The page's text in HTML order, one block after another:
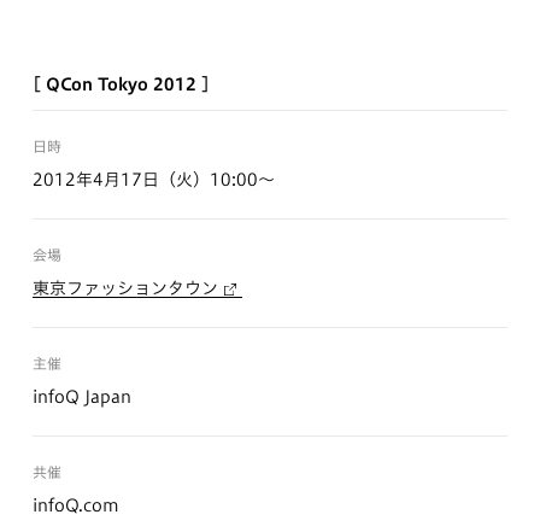
[ QCon Tokyo 2012 ]
日時
2012年4月17日（火）10:00〜
会場
東京ファッションタウン
主催
infoQ Japan
共催
infoQ.com